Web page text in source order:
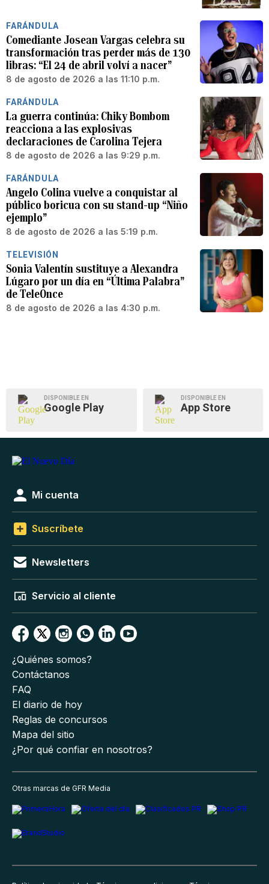
FARÁNDULA
Comediante Josean Vargas celebra su
transformación tras perder más de 130
libras: “El 24 de abril volví a nacer”
8 de agosto de 2026 a las 11:10 p.m.
FARÁNDULA
La guerra continúa: Chiky Bombom
reacciona a las explosivas
declaraciones de Carolina Tejera
8 de agosto de 2026 a las 9:29 p.m.
FARÁNDULA
Angelo Colina vuelve a conquistar al
público boricua con su stand-up “Niño
ejemplo”
8 de agosto de 2026 a las 5:19 p.m.
TELEVISIÓN
Sonia Valentín sustituye a Alexandra
Lúgaro por un día en “Última Palabra”
de TeleOnce
8 de agosto de 2026 a las 4:30 p.m.
DISPONIBLE EN
Google Play
DISPONIBLE EN
App Store
Mi cuenta
Suscríbete
Newsletters
Servicio al cliente
¿Quiénes somos?
Contáctanos
FAQ
El diario de hoy
Reglas de concursos
Mapa del sitio
¿Por qué confiar en nosotros?
Otras marcas de GFR Media